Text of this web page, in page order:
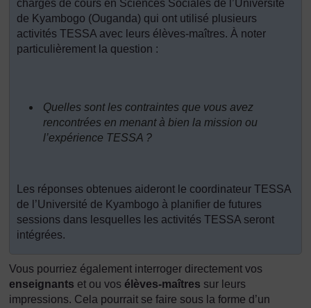
chargés de cours en Sciences Sociales de l’Université
de Kyambogo (Ouganda) qui ont utilisé plusieurs
activités TESSA avec leurs élèves-maîtres. À noter
particulièrement la question :
Quelles sont les contraintes que vous avez
rencontrées en menant à bien la mission ou
l’expérience TESSA ?
Les réponses obtenues aideront le coordinateur TESSA
de l’Université de Kyambogo à planifier de futures
sessions dans lesquelles les activités TESSA seront
intégrées.
Vous pourriez également interroger directement vos
enseignants et ou vos élèves-maîtres sur leurs
impressions. Cela pourrait se faire sous la forme d’un